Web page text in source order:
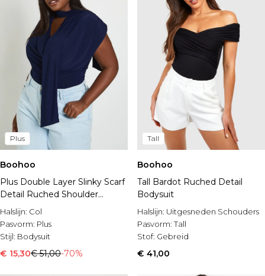
Plus
Boohoo
Plus Double Layer Slinky Scarf
Detail Ruched Shoulder
Bodysuit
Halslijn: Col
Pasvorm: Plus
Stijl: Bodysuit
€ 15,30€ 51,00-70%
Tall
Boohoo
Tall Bardot Ruched Detail
Bodysuit
Halslijn: Uitgesneden Schouders
Pasvorm:Tall
Stof: Gebreid
€ 41,00